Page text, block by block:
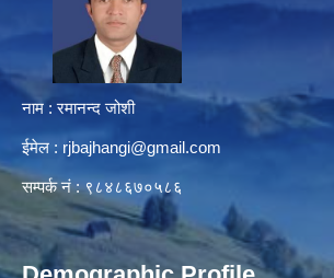
नाम : रमानन्द जोशी
ईमेल : rjbajhangi@gmail.com
सम्पर्क नं : ९८४८६७०५८६